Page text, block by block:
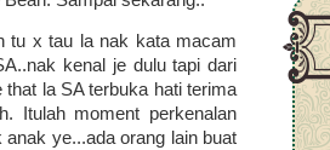
tu x tau la nak kata macam
kenal je dulu tapi dari
la SA terbuka hati terima
Itulah moment perkenalan
ye...ada orang lain buat